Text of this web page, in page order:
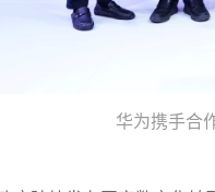
华为携手合